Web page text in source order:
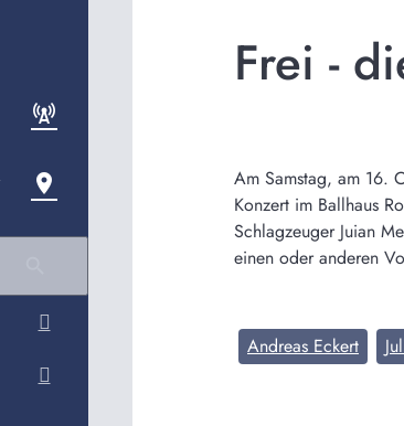
Frei -
Am Samstag, am 16.
Konzert im Ballhaus
Schlagzeuger Juian
einen oder anderen
Andreas Eckert